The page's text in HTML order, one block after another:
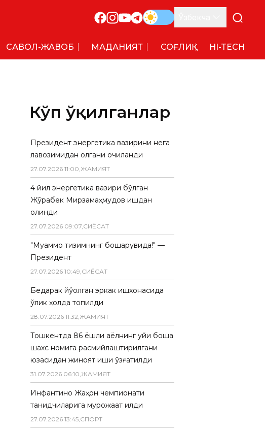
САВОЛ-ЖАВОБ МАДАНИЯТ СОҒЛИҚ HI-TECH
Кўп ўқилганлар
Президент энергетика вазирини нега
лавозимидан олгани очиқланди
27.07.2026 11:00,ЖАМИЯТ
4 йил энергетика вазири бўлган
Жўрабек Мирзамаҳмудов ишдан
олинди
27.07.2026 09:07,СИËСАТ
"Муаммо тизимнинг бошқарувида!" —
Президент
27.07.2026 10:49,СИËСАТ
Бедарак йўқолган эркак ишхонасида
ўлик ҳолда топилди
28.07.2026 11:32,ЖАМИЯТ
Тошкентда 86 ёшли аёлнинг уйи бошқа
шахс номига расмийлаштирилгани
юзасидан жиноят иши қўзғатилди
31.07.2026 06:10,ЖАМИЯТ
Инфантино Жаҳон чемпионати
танқидчиларига мурожаат қилди
27.07.2026 13:45,СПОРТ